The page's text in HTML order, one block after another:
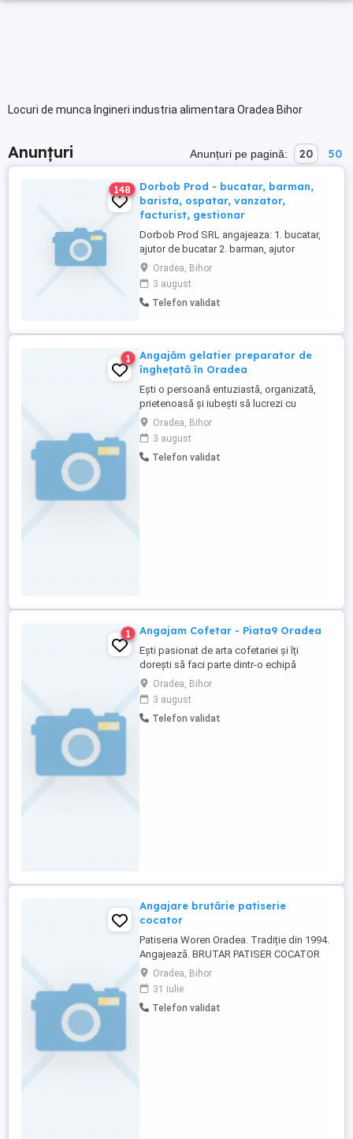
Locuri de munca Ingineri industria alimentara Oradea Bihor
Anunțuri Anunțuri pe pagină: 20 50
148
Dorbob Prod - bucatar, barman,
barista, ospatar, vanzator,
facturist, gestionar
Dorbob Prod SRL angajeaza: 1. bucatar,
ajutor de bucatar 2. barman, ajutor
barman, ospatar (full time sau part time pe
weekend), barista 3. cofetar, brutar 4.
vanzator 5. facturist 6. gestionar Va rugam
sa mentionati postul pe care il doriti.
contactati telefonic. ...
Oradea, Bihor
3 august
Telefon validat
1
Angajăm gelatier preparator de
înghețată în Oradea
Ești o persoană entuziastă, organizată,
prietenoasă și iubești să lucrezi cu
oamenii? Alătură-te echipei noastre în
funcția de gelatier! Responsabilități
principale: producție zilnică: prepararea
înghețatei artizanale și a sorbeturilor,
Oradea, Bihor
3 august
Telefon validat
1 Angajam Cofetar - Piata9 Oradea
Ești pasionat de arta cofetariei și îți
dorești să faci parte dintr-o echipă
dinamică? Piata9 își extinde echipa și
caută un cofetar talentat! Dacă te încântă
prepararea și produselor de cofetarie, te
așteptăm să te alături nouă. Oferim un
Oradea, Bihor
3 august
Telefon validat
Angajare brutărie patiserie
cocator
Patiseria Woren Oradea. Tradiție din 1994.
Angajează. BRUTAR PATISER COCATOR
de preferinta (bărbat) cu calificare sau
necalificați cu dorința pt calificare
Program: in fiecare a doua zi 7:00 - 18 :00
Se lucrează în fiecare a doua duminică.
Oradea, Bihor
31 iulie
Telefon validat